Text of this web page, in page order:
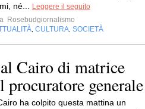
né...
Leggere il seguito
Rosebudgiornalismo
CULTURA SOCIETÀ
Cairo di matrice
generale
ha colpito questa mattina un